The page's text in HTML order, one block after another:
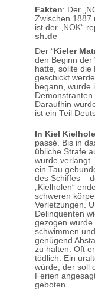
Fakten: Der
Zwischen 1887
ist der „NOK“
sh.de
Der “Kieler
den Beginn der
hatte, sollte die
geschickt
begann, wurde
Demonstranten
Daraufhin
ist ein Teil
In Kiel
passé. Bis in
übliche Strafe
wurde verlangt.
ein Tau
des Schiffes –
„Kielholen“
schweren
Verletzungen.
Delinquenten
gezogen
schwimmen
genügend
zu halten. Oft
tödlich. Ein
würde, der soll
Ferien
geboten.